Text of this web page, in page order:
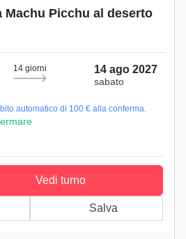
Machu Picchu al deserto
14 giorni 14 ago 2027
sabato
automatico di 100 € alla conferma.
Vedi turno
Salva